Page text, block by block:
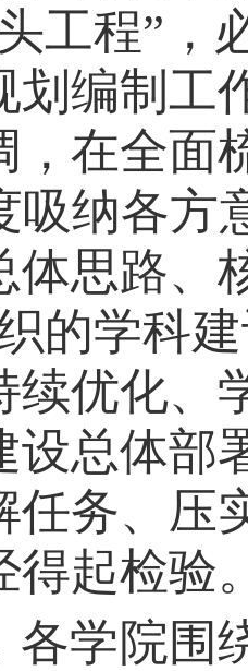
工程”，
划编制工
，在全面
吸纳各方
体思路、
的学科
续优化、
设总体部
任务、压
得起检验
各学院围